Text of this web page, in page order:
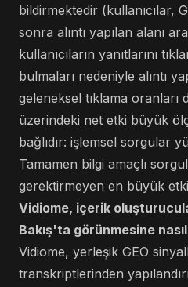
bildirmektedir (kullanıcılar,
sonra alıntı yapılan alanı
kullanıcıların yanıtlarını
bulmaları nedeniyle alıntı
geleneksel tıklama oranları
üzerindeki net etki büyük
bağlıdır: işlemsel sorgular
Tamamen bilgi amaçlı
gerektirmeyen en büyük
Vidiome, içerik
Bakış'ta görünmesine
Vidiome, yerleşik GEO
transkriptlerinden